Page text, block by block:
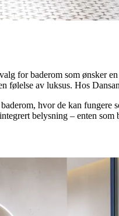
for baderom som ønsker
følelse av luksus. Hos
hvor de kan
belysning – enten